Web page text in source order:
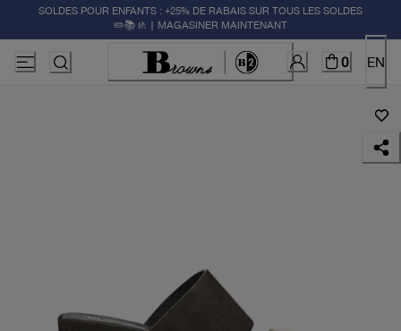
SOLDES POUR ENFANTS : +25% DE RABAIS SUR TOUS LES SOLDES
✏️📚🚸 | MAGASINER MAINTENANT
0 EN